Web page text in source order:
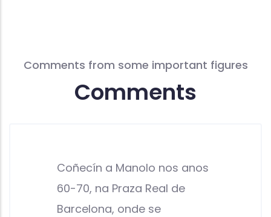
Comments from some important figures
Comments
Coñecín a Manolo nos anos
60-70, na Praza Real de
Barcelona, onde se